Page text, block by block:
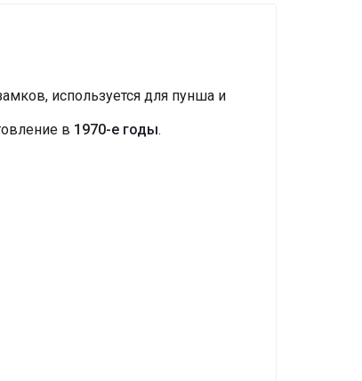
используется для пунша и
в 1970-е годы.